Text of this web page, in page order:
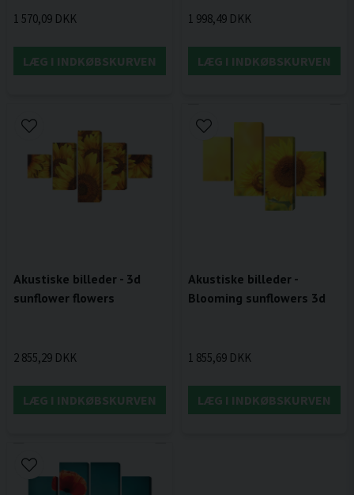
1 570,09 DKK
LÆG I INDKØBSKURVEN
1 998,49 DKK
LÆG I INDKØBSKURVEN
Akustiske billeder - 3d
sunflower flowers
2 855,29 DKK
LÆG I INDKØBSKURVEN
Akustiske billeder -
Blooming sunflowers 3d
1 855,69 DKK
LÆG I INDKØBSKURVEN